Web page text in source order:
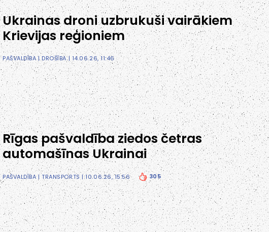
Ukrainas droni uzbrukuši vairākiem
Krievijas reģioniem
PAŠVALDĪBA|DROŠĪBA| 14.06.26, 11:46
Rīgas pašvaldība ziedos četras
automašīnas Ukrainai
PAŠVALDĪBA|TRANSPORTS | 10.06.26, 15:56 305